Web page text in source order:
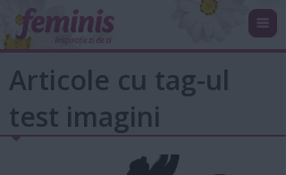
Articole cu tag-ul
test imagini